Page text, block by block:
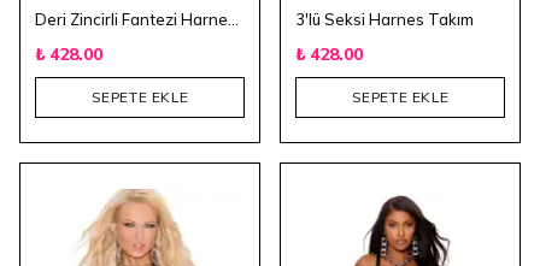
₺ 428.00
SEPETE EKLE
3'lü Seksi Harnes Takım
₺ 428.00
SEPETE EKLE